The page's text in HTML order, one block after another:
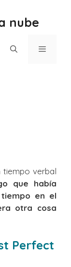
nube
tiempo verbal
que había
en el
otra cosa
Perfect